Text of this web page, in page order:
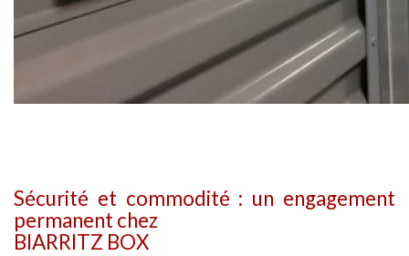
Sécurité et commodité : un engagement
permanent chez
BIARRITZ BOX